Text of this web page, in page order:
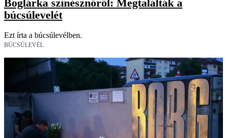
Boglárka színésznőről: Megtalálták a
búcsúlevelét
Ezt írta a búcsúlevélben.
BÚCSÚLEVÉL